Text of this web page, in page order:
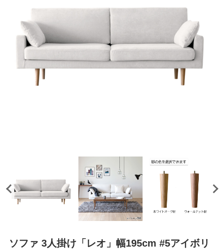
ソファ 3人掛け「レオ」幅195cm #5アイボリ